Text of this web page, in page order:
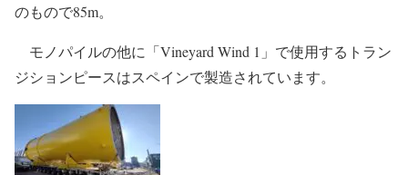
のもので85m。
モノパイルの他に「Vineyard Wind 1」で使用するトラン
ジションピースはスペインで製造されています。